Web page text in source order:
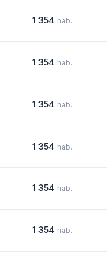
1 354 hab.
1 354 hab.
1 354 hab.
1 354 hab.
1 354 hab.
1 354 hab.